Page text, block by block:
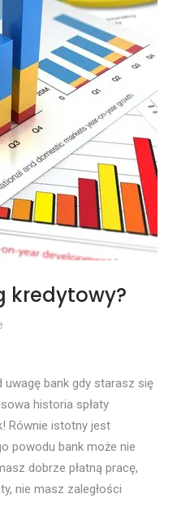
kredytowy?
uwagę bank gdy starasz się
historia spłaty
Równie istotny jest
powodu bank może nie
dobrze płatną pracę,
nie masz zaległości